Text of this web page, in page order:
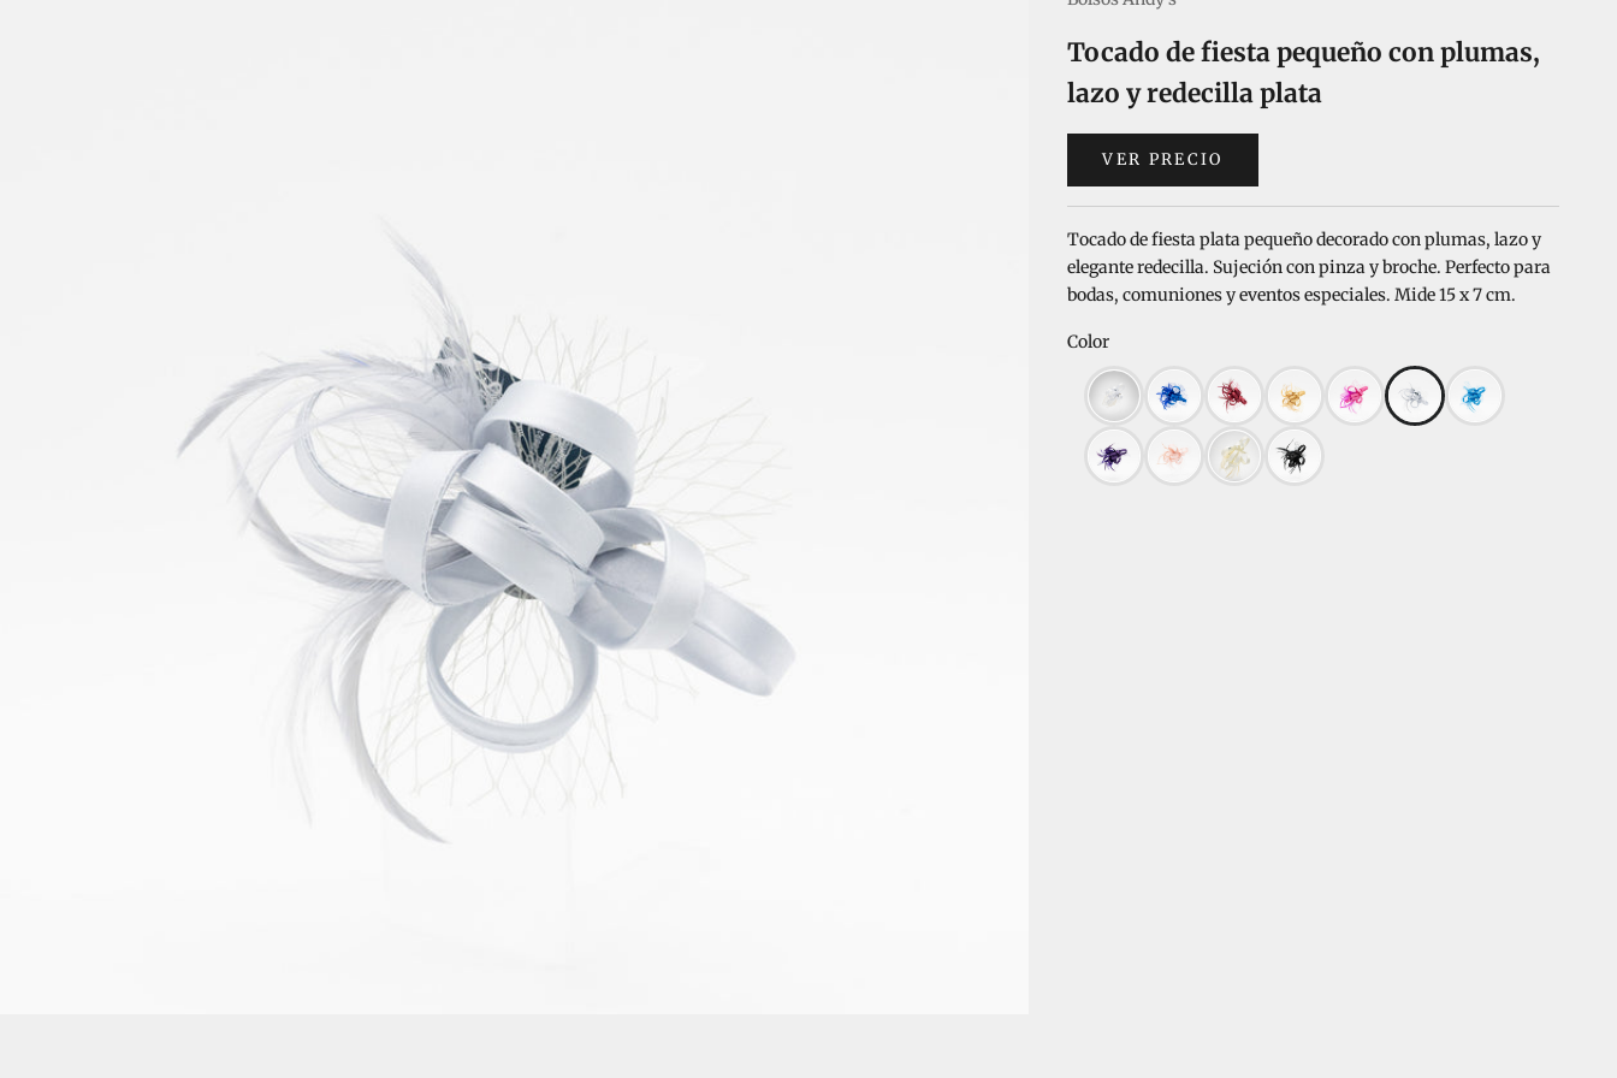
Tocado de fiesta pequeño con plumas,
lazo y redecilla plata
VER PRECIO
Tocado de fiesta plata pequeño decorado con plumas, lazo y
elegante redecilla. Sujeción con pinza y broche. Perfecto para
bodas, comuniones y eventos especiales. Mide 15 x 7 cm.
Color